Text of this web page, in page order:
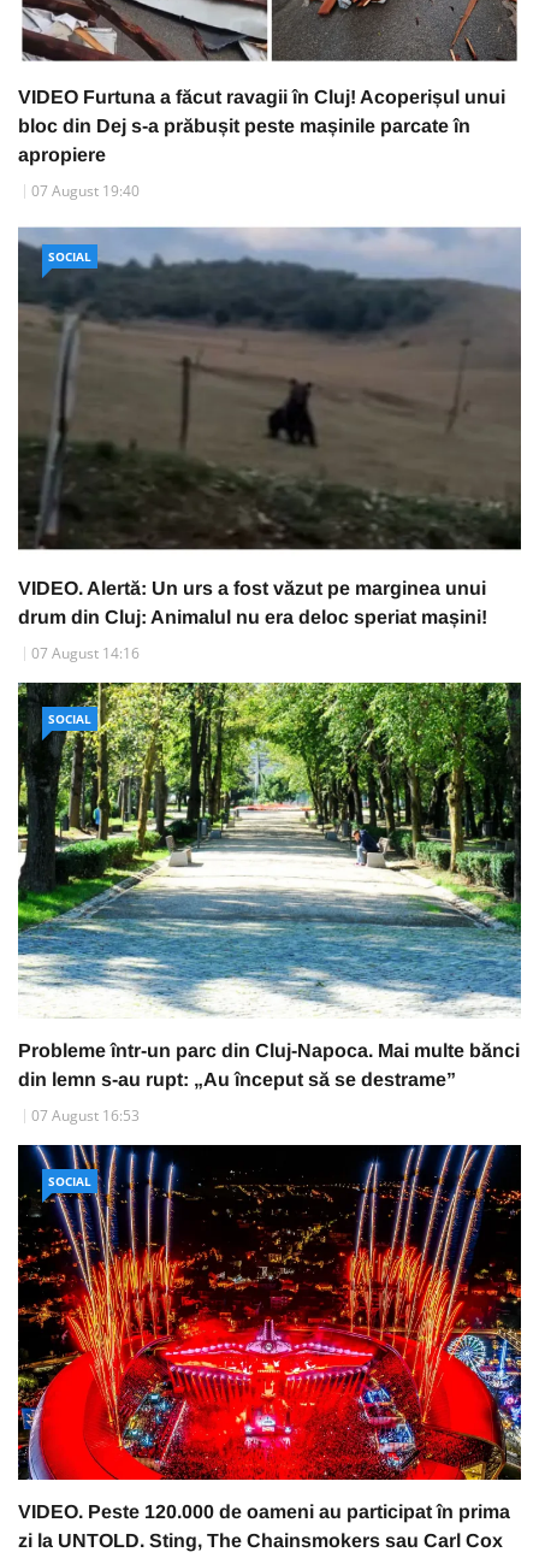
VIDEO Furtuna a făcut ravagii în Cluj! Acoperișul unui
bloc din Dej s-a prăbușit peste mașinile parcate în
apropiere
07 August 19:40
SOCIAL
VIDEO. Alertă: Un urs a fost văzut pe marginea unui
drum din Cluj: Animalul nu era deloc speriat mașini!
07 August 14:16
SOCIAL
Probleme într-un parc din Cluj-Napoca. Mai multe bănci
din lemn s-au rupt: „Au început să se destrame”
07 August 16:53
SOCIAL
VIDEO. Peste 120.000 de oameni au participat în prima
zi la UNTOLD. Sting, The Chainsmokers sau Carl Cox